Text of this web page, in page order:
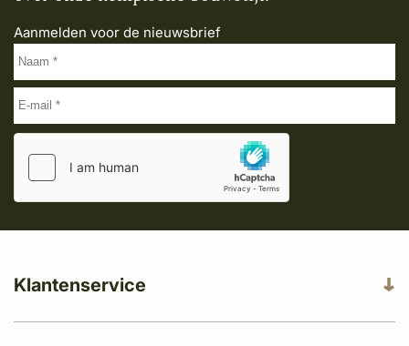
Aanmelden voor de nieuwsbrief
Klantenservice